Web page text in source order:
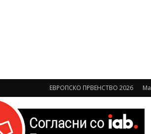
ЕВРОПСКО ПРВЕНСТВО 2026